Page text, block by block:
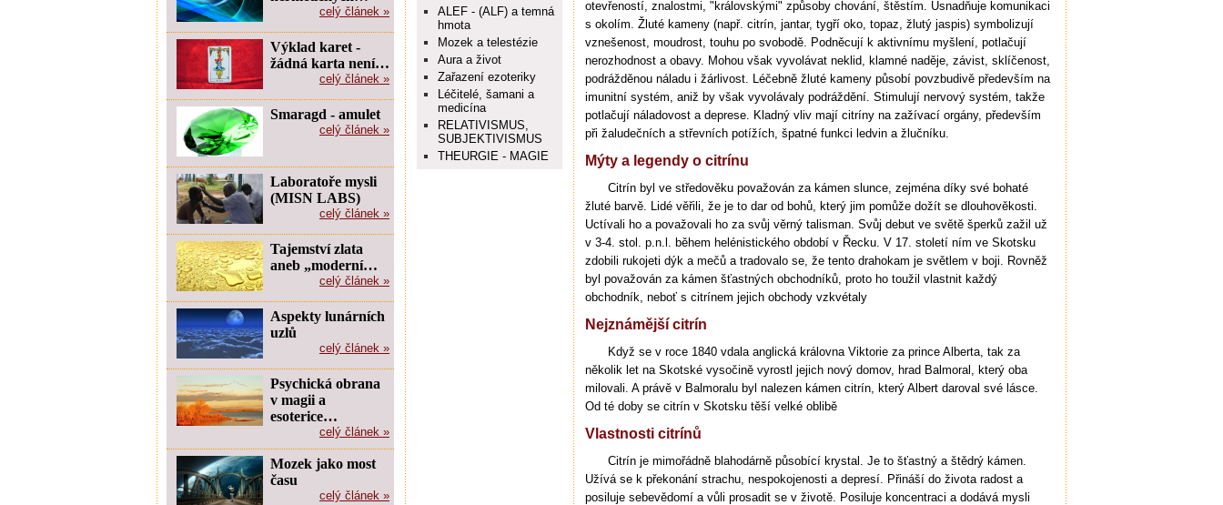
otevřeností, znalostmi, "královskými" způsoby chování, štěstím. Usnadňuje komunikaci
s okolím. Žluté kameny (např. citrín, jantar, tygří oko, topaz, žlutý jaspis) symbolizují
vznešenost, moudrost, touhu po svobodě. Podněcují k aktivnímu myšlení, potlačují
nerozhodnost a obavy. Mohou však vyvolávat neklid, klamné naděje, závist, sklíčenost,
podrážděnou náladu i žárlivost. Léčebně žluté kameny působí povzbudivě především na
imunitní systém, aniž by však vyvolávaly podráždění. Stimulují nervový systém, takže
potlačují náladovost a deprese. Kladný vliv mají citríny na zažívací orgány, především
při žaludečních a střevních potížích, špatné funkci ledvin a žlučníku.
Mýty a legendy o citrínu
Citrín byl ve středověku považován za kámen slunce, zejména díky své bohaté
žluté barvě. Lidé věřili, že je to dar od bohů, který jim pomůže dožít se dlouhověkosti.
Uctívali ho a považovali ho za svůj věrný talisman. Svůj debut ve světě šperků zažil už
v 3-4. stol. p.n.l. během helénistického období v Řecku. V 17. století ním ve Skotsku
zdobili rukojeti dýk a mečů a tradovalo se, že tento drahokam je světlem v boji. Rovněž
byl považován za kámen šťastných obchodníků, proto ho toužil vlastnit každý
obchodník, neboť s citrínem jejich obchody vzkvétaly
Nejznámější citrín
Když se v roce 1840 vdala anglická královna Viktorie za prince Alberta, tak za
několik let na Skotské vysočině vyrostl jejich nový domov, hrad Balmoral, který oba
milovali. A právě v Balmoralu byl nalezen kámen citrín, který Albert daroval své lásce.
Od té doby se citrín v Skotsku těší velké oblibě
Vlastnosti citrínů
Citrín je mimořádně blahodárně působící krystal. Je to šťastný a štědrý kámen.
Užívá se k překonání strachu, nespokojenosti a depresí. Přináší do života radost a
posiluje sebevědomí a vůli prosadit se v životě. Posiluje koncentraci a dodává mysli
ALEF - (ALF) a temná
hmota
Mozek a telestézie
Aura a život
Zařazení ezoteriky
Léčitelé, šamani a
medicína
RELATIVISMUS,
SUBJEKTIVISMUS
THEURGIE - MAGIE
celý článek »
Výklad karet -
žádná karta není…
celý článek »
Smaragd - amulet
celý článek »
Laboratoře mysli
(MISN LABS)
celý článek »
Tajemství zlata
aneb „moderní…
celý článek »
Aspekty lunárních
uzlů
celý článek »
Psychická obrana
v magii a
esoterice…
celý článek »
Mozek jako most
času
celý článek »